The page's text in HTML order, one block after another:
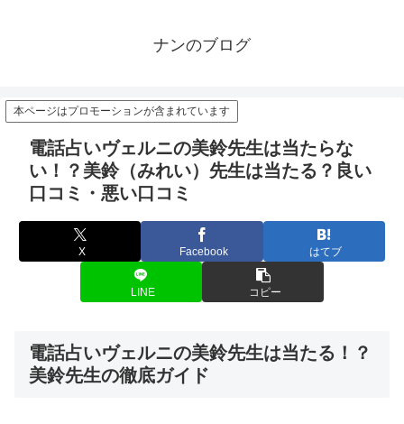
ナンのブログ
本ページはプロモーションが含まれています
電話占いヴェルニの美鈴先生は当たらな
い！？美鈴（みれい）先生は当たる？良い
口コミ・悪い口コミ
X Facebook はてブ
LINE コピー
電話占いヴェルニの美鈴先生は当たる！？
美鈴先生の徹底ガイド